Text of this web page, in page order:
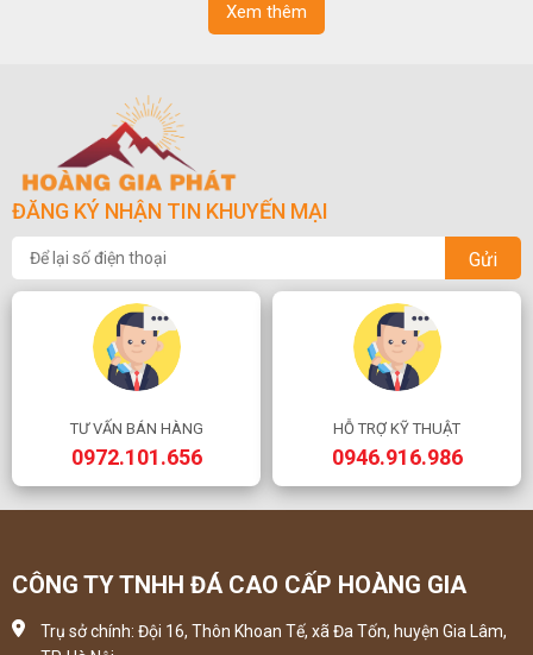
Xem thêm
ĐĂNG KÝ NHẬN TIN KHUYẾN MẠI
Gửi
TƯ VẤN BÁN HÀNG
0972.101.656
HỖ TRỢ KỸ THUẬT
0946.916.986
CÔNG TY TNHH ĐÁ CAO CẤP HOÀNG GIA
Trụ sở chính: Đội 16, Thôn Khoan Tế, xã Đa Tốn, huyện Gia Lâm,